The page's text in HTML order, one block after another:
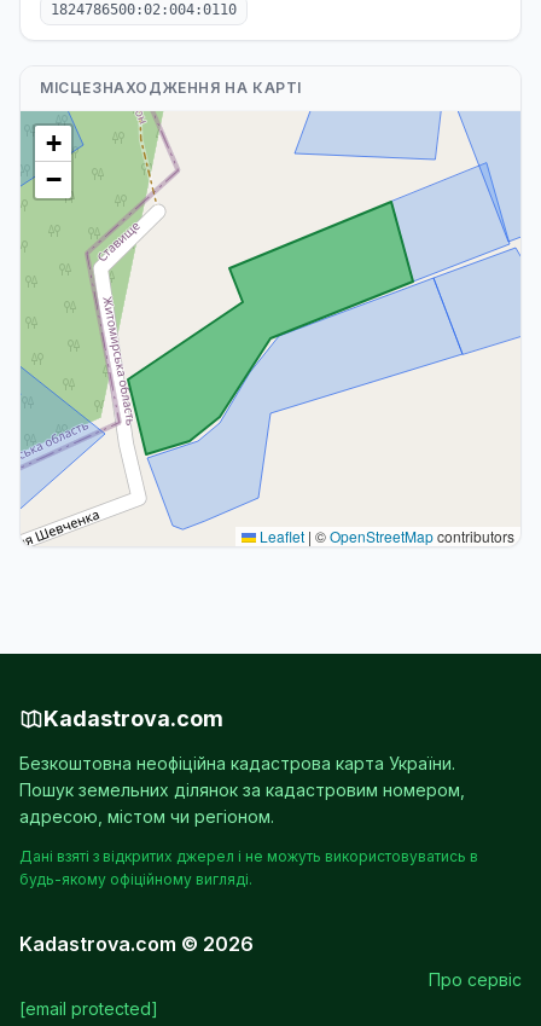
1824786500:02:004:0110
МІСЦЕЗНАХОДЖЕННЯ НА КАРТІ
+
−
Leaflet | ©OpenStreetMapcontributors
Kadastrova.com
Безкоштовна неофіційна кадастрова карта України.
Пошук земельних ділянок за кадастровим номером,
адресою, містом чи регіоном.
Дані взяті з відкритих джерел і не можуть використовуватись в
будь-якому офіційному вигляді.
Kadastrova.com © 2026
Про сервіс
[email protected]